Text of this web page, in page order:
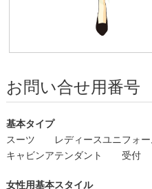
お問い合せ用番号
基本タイプ
スーツ
レディースユニフォー
キャビンアテンダント
受付
女性用基本スタイル